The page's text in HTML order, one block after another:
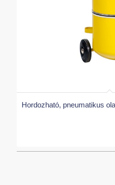
Hordozható, pneumatikus